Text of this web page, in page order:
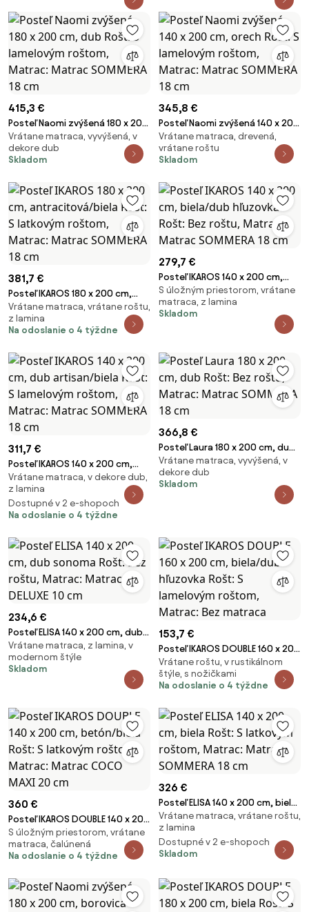
415,3 €
Posteľ Naomi zvýšená 180 x 200
cm, dub Rošt: S lamelovým
roštom, Matrac: Matrac
SOMMERA 18 cm
Vrátane matraca, vyvýšená, v
dekore dub
Skladom
345,8 €
Posteľ Naomi zvýšená 140 x 200
cm, orech Rošt: S lamelovým
roštom, Matrac: Matrac
SOMMERA 18 cm
Vrátane matraca, drevená,
vrátane roštu
Skladom
381,7 €
Posteľ IKAROS 180 x 200 cm,
antracitová/biela Rošt: S
latkovým roštom, Matrac:
Matrac SOMMERA 18 cm
Vrátane matraca, vrátane roštu,
z lamina
Na odoslanie o 4 týždne
279,7 €
Posteľ IKAROS 140 x 200 cm,
biela/dub hľuzovka Rošt: Bez
roštu, Matrac: Matrac
SOMMERA 18 cm
S úložným priestorom, vrátane
matraca, z lamina
Skladom
311,7 €
Posteľ IKAROS 140 x 200 cm,
dub artisan/biela Rošt: S
lamelovým roštom, Matrac:
Matrac SOMMERA 18 cm
Vrátane matraca, v dekore dub,
z lamina
Dostupné v 2 e-shopoch
Na odoslanie o 4 týždne
366,8 €
Posteľ Laura 180 x 200 cm, dub
Rošt: Bez roštu, Matrac:
Matrac SOMMERA 18 cm
Vrátane matraca, vyvýšená, v
dekore dub
Skladom
234,6 €
Posteľ ELISA 140 x 200 cm, dub
sonoma Rošt: Bez roštu,
Matrac: Matrac DELUXE 10 cm
Vrátane matraca, z lamina, v
modernom štýle
Skladom
153,7 €
Posteľ IKAROS DOUBLE 160 x 200
cm, biela/dub hľuzovka Rošt: S
lamelovým roštom, Matrac: Bez
matraca
Vrátane roštu, v rustikálnom
štýle, s nožičkami
Na odoslanie o 4 týždne
360 €
Posteľ IKAROS DOUBLE 140 x 200
cm, betón/biela Rošt: S
latkovým roštom, Matrac:
Matrac COCO MAXI 20 cm
S úložným priestorom, vrátane
matraca, čalúnená
Na odoslanie o 4 týždne
326 €
Posteľ ELISA 140 x 200 cm, biela
Rošt: S latkovým roštom,
Matrac: Matrac SOMMERA 18
cm
Vrátane matraca, vrátane roštu,
z lamina
Dostupné v 2 e-shopoch
Skladom